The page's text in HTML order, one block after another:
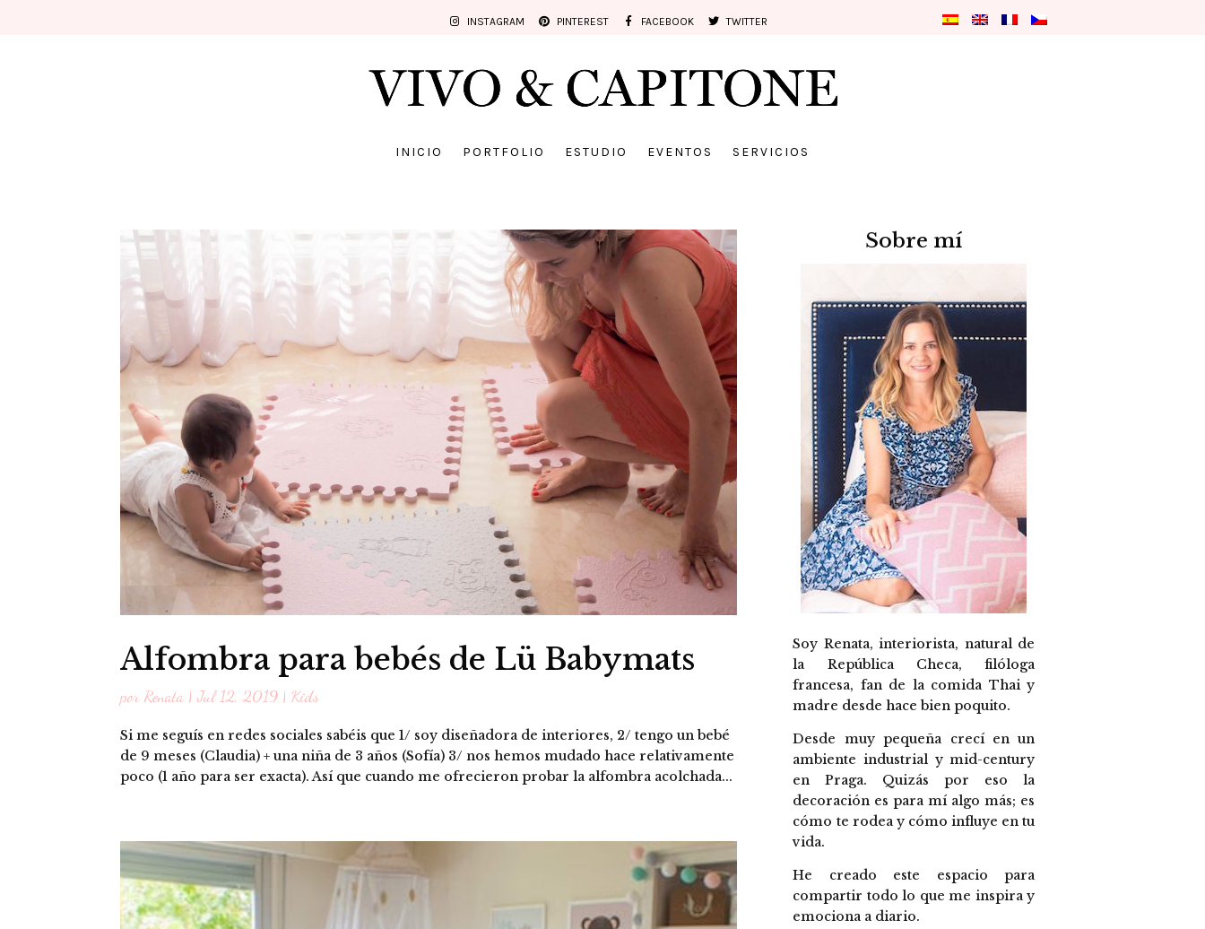
INSTAGRAM PINTEREST FACEBOOK TWITTER
INICIO PORTFOLIO ESTUDIO EVENTOS SERVICIOS
Alfombra para bebés de Lü Babymats
por Renata |Jul 12, 2019 | Kids
Si me seguís en redes sociales sabéis que 1/ soy diseñadora de interiores, 2/ tengo un bebé
de 9 meses (Claudia) + una niña de 3 años (Sofía) 3/ nos hemos mudado hace relativamente
poco (1 año para ser exacta). Así que cuando me ofrecieron probar la alfombra acolchada...
Sobre mí
Soy Renata, interiorista, natural de
la República Checa, filóloga
francesa, fan de la comida Thai y
madre desde hace bien poquito.
Desde muy pequeña crecí en un
ambiente industrial y mid-century
en Praga. Quizás por eso la
decoración es para mí algo más; es
cómo te rodea y cómo influye en tu
vida.
He creado este espacio para
compartir todo lo que me inspira y
emociona a diario.